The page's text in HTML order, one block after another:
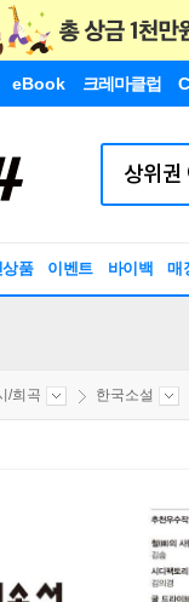
eBook 크레마클럽
상품 이벤트 바이백 매
/희곡 한국소설